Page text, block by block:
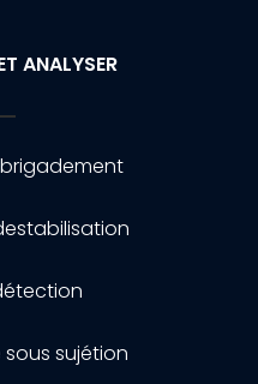
ANALYSER
sujétion